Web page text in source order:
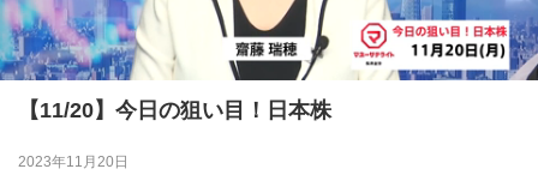
【11/20】今日の狙い目！日本株
2023年11月20日